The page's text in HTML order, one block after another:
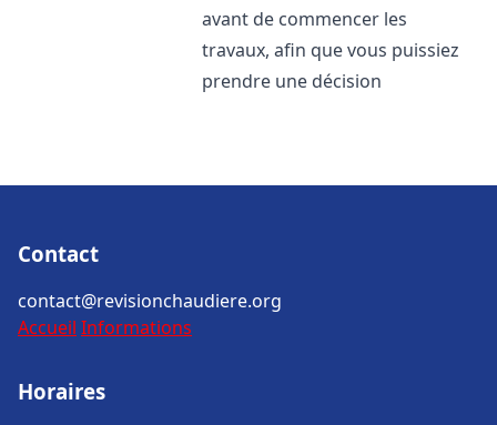
avant de commencer les
travaux, afin que vous puissiez
prendre une décision
Contact
contact@revisionchaudiere.org
Accueil Informations
Horaires